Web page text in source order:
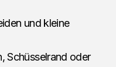
und kleine
Schüsselrand oder